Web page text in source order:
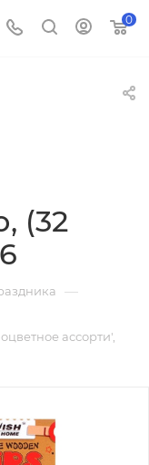
0
(32
—
ассорти',